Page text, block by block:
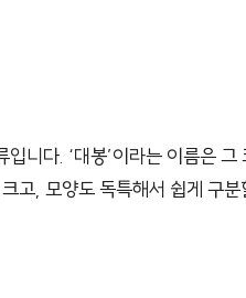
니다. ‘대봉’이라는 이름은
고, 모양도 독특해서 쉽게 구분